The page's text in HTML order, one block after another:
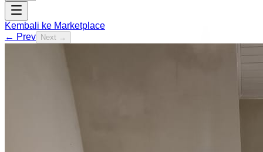
Kembali ke Marketplace
← Prev
Next →